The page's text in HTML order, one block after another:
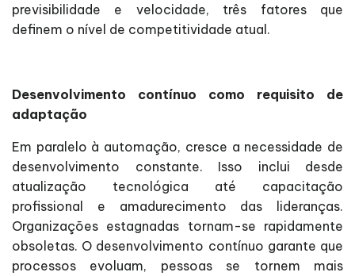
previsibilidade e velocidade, três fatores que
definem o nível de competitividade atual.
Desenvolvimento contínuo como requisito de
adaptação
Em paralelo à automação, cresce a necessidade de
desenvolvimento constante. Isso inclui desde
atualização tecnológica até capacitação
profissional e amadurecimento das lideranças.
Organizações estagnadas tornam-se rapidamente
obsoletas. O desenvolvimento contínuo garante que
processos evoluam, pessoas se tornem mais